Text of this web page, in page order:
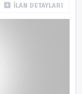
İLAN DETAYLARI